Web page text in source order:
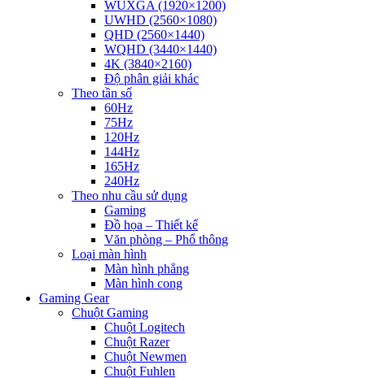
WUXGA (1920×1200)
UWHD (2560×1080)
QHD (2560×1440)
WQHD (3440×1440)
4K (3840×2160)
Độ phân giải khác
Theo tần số
60Hz
75Hz
120Hz
144Hz
165Hz
240Hz
Theo nhu cầu sử dụng
Gaming
Đồ họa – Thiết kế
Văn phòng – Phổ thông
Loại màn hình
Màn hình phẳng
Màn hình cong
Gaming Gear
Chuột Gaming
Chuột Logitech
Chuột Razer
Chuột Newmen
Chuột Fuhlen